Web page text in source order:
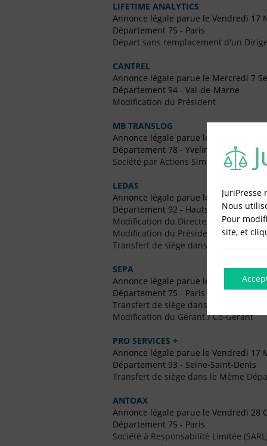
LIFETIME ANALYTICS
Annonce légale parue le Vendredi 17
Département 75 - Paris
Départ sans remplacement d'un
CANTREL
Annonce légale parue le Mercredi 7
Département 94 - Val-de-Marne
Modification du Président
MB TRANSLOG
Annonce légale parue le Vendredi 21
Département 78 - Yvelines
Société par Actions Simplifiées
LEDAS
Annonce légale parue le Vendredi 10
Département 92 - Hauts-de-Seine
Modification du Directeur Général
Modification du Président
Transfert de siège dans un Autre
SEPA
Annonce légale parue le Vendredi 20
Département 75 - Paris
Transfert de siège dans un Autre
Modification du Gérant / Co-Gérant
PRO SERVICES +
Annonce légale parue le Vendredi 17
Département 93 - Seine-Saint-Denis
Transfert de siège dans le Même
ANTOAX
Annonce légale parue le Vendredi 28
Département 75 - Paris
Société à Responsabilité Limitée
JuriPresse
Nous
Pour
site, et